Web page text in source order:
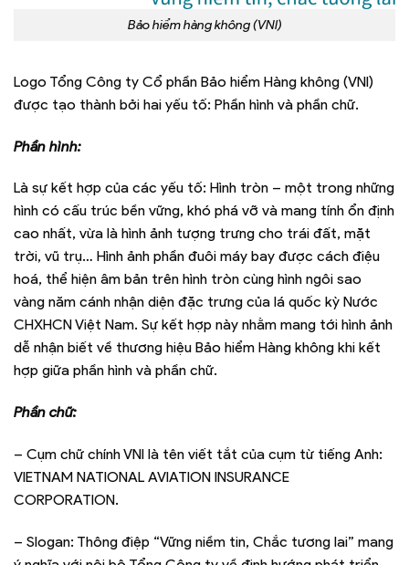
Bảo hiểm hàng không (VNI)
Logo Tổng Công ty Cổ phần Bảo hiểm Hàng không (VNI)
được tạo thành bởi hai yếu tố: Phần hình và phần chữ.
Phần hình:
Là sự kết hợp của các yếu tố: Hình tròn – một trong những
hình có cấu trúc bền vững, khó phá vỡ và mang tính ổn định
cao nhất, vừa là hình ảnh tượng trưng cho trái đất, mặt
trời, vũ trụ… Hình ảnh phần đuôi máy bay được cách điệu
hoá, thể hiện âm bản trên hình tròn cùng hình ngôi sao
vàng năm cánh nhận diện đặc trưng của lá quốc kỳ Nước
CHXHCN Việt Nam. Sự kết hợp này nhằm mang tới hình ảnh
dễ nhận biết về thương hiệu Bảo hiểm Hàng không khi kết
hợp giữa phần hình và phần chữ.
Phần chữ:
– Cụm chữ chính VNI là tên viết tắt của cụm từ tiếng Anh:
VIETNAM NATIONAL AVIATION INSURANCE
CORPORATION.
– Slogan: Thông điệp “Vững niềm tin, Chắc tương lai” mang